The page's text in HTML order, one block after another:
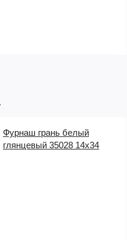
Фурнаш грань белый
глянцевый 35028 14х34